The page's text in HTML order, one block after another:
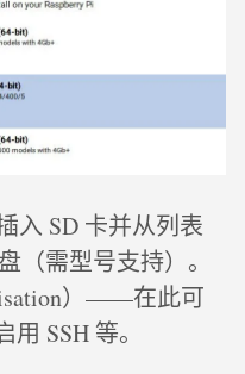
入 SD 卡并从列表
（需型号支持）。
）——在此可
SSH 等。